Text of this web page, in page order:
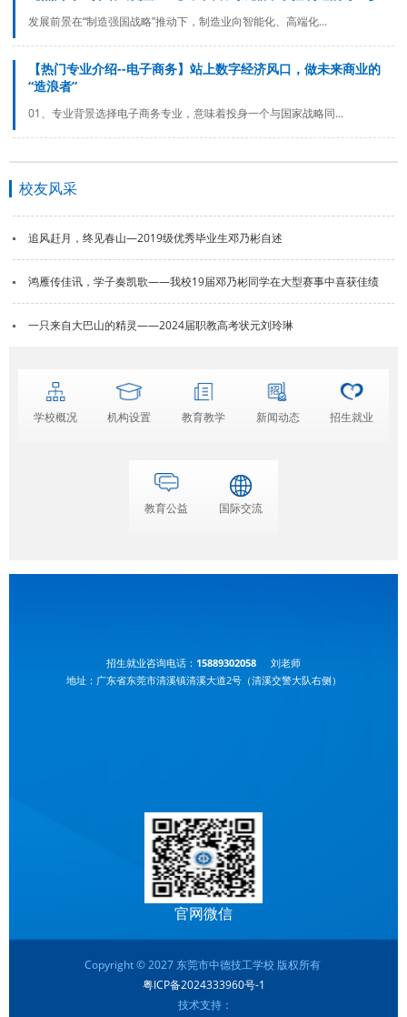
发展前景在“制造强国战略”推动下，制造业向智能化、高端化...
【热门专业介绍--电子商务】站上数字经济风口，做未来商业的
“造浪者”
01、专业背景选择电子商务专业，意味着投身一个与国家战略同...
校友风采
追风赶月，终见春山—2019级优秀毕业生邓乃彬自述
鸿雁传佳讯，学子奏凯歌——我校19届邓乃彬同学在大型赛事中喜获佳绩
一只来自大巴山的精灵——2024届职教高考状元刘玲琳
学校概况 机构设置 教育教学 新闻动态 招生就业
教育公益 国际交流
招生就业咨询电话： 15889302058
刘老师
地址：广东省东莞市清溪镇清溪大道2号（清溪交警大队右侧）
官网微信
Copyright © 2027 东莞市中德技工学校 版权所有
粤ICP备2024333960号-1
技术支持：